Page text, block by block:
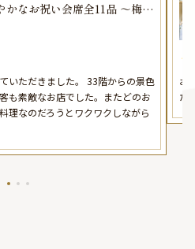
かなお祝い会席全11品 ～梅コ
いただきました。 33階からの景色
も素敵なお店でした。またどのお
理なのだろうとワクワクしながら
お
た